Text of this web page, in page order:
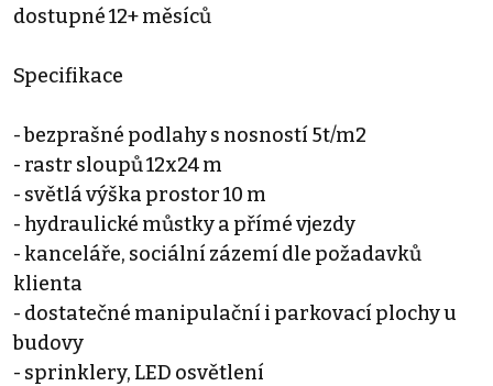
dostupné 12+ měsíců
Specifikace
- bezprašné podlahy s nosností 5t/m2
- rastr sloupů 12x24 m
- světlá výška prostor 10 m
- hydraulické můstky a přímé vjezdy
- kanceláře, sociální zázemí dle požadavků
klienta
- dostatečné manipulační i parkovací plochy u
budovy
- sprinklery, LED osvětlení